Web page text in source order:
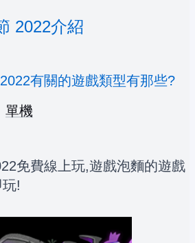
2022介紹
有關的遊戲類型有那些?
單機
免費線上玩,遊戲泡麵的遊戲
!